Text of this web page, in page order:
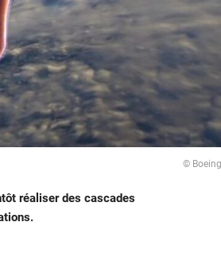
© Boeing
réaliser des cascades